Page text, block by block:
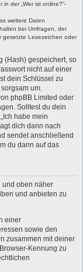
der „Wer ist online?“-
weitere Daten
bei Umfragen, der
gesetzte Lesezeichen oder
(Hash) gespeichert, so
nicht auf einer
dein Schlüssel zu
um.
phpBB Limited oder
Solltest du dein
habe mein
dich dann nach
sendet anschließend
du dann auf das
und oben näher
und anbieten zu
einer
sowie den
zusammen mit deiner
Kennung zu